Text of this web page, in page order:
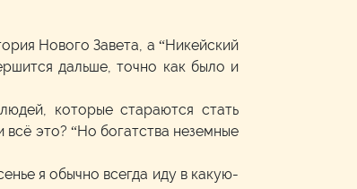
Нового Завета, а “Никейский
дальше, точно как было и
которые стараются стать
это? “Но богатства неземные
я обычно всегда иду в какую-